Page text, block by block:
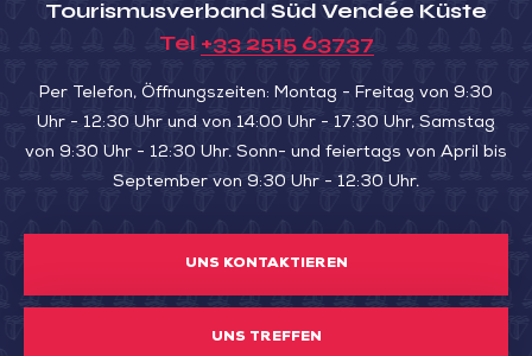
Tourismusverband Süd Vendée Küste
Tel +33 2515 63737
Per Telefon, Öffnungszeiten: Montag - Freitag von 9:30
Uhr - 12:30 Uhr und von 14:00 Uhr - 17:30 Uhr, Samstag
von 9:30 Uhr - 12:30 Uhr. Sonn- und feiertags von April bis
September von 9:30 Uhr - 12:30 Uhr.
UNS KONTAKTIEREN
UNS TREFFEN